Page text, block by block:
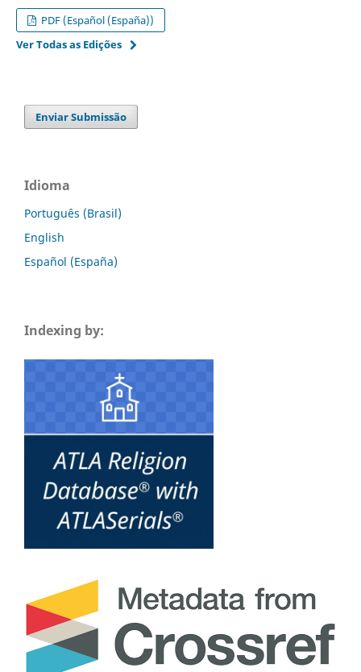
PDF (Español (España))
Ver Todas as Edições
Enviar Submissão
Idioma
Português (Brasil)
English
Español (España)
Indexing by: